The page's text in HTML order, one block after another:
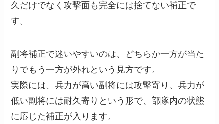
久だけでなく攻撃面も完全には捨てない補正で
す。
副将補正で迷いやすいのは、どちらか一方が当た
りでもう一方が外れという見方です。
実際には、兵力が高い副将には攻撃寄り、兵力が
低い副将には耐久寄りという形で、部隊内の状態
に応じた補正が入ります。